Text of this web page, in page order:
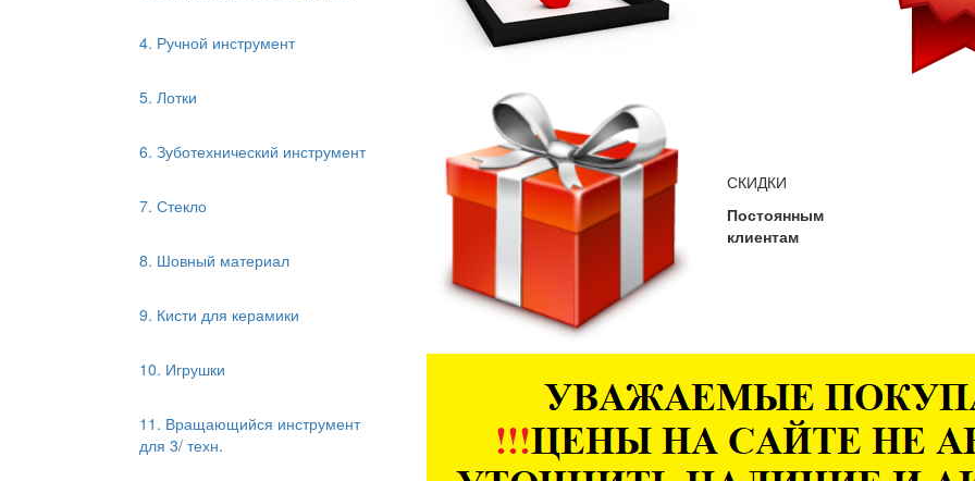
4. Ручной инструмент
5. Лотки
6. Зуботехнический инструмент
7. Стекло
8. Шовный материал
9. Кисти для керамики
10. Игрушки
11. Вращающийся инструмент
для 3/ техн.
СКИДКИ
Постоянным
клиентам